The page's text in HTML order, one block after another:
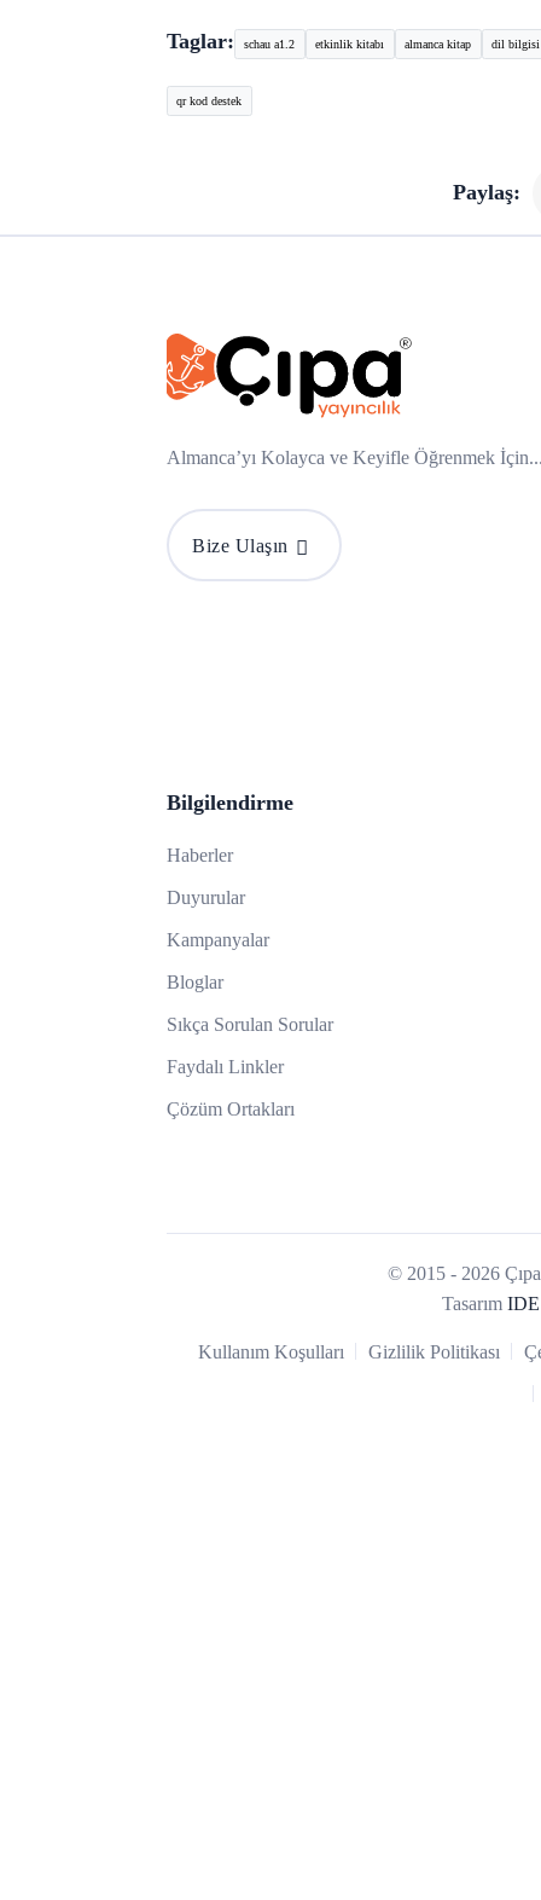
Taglar: schau a1.2 etkinlik kitabı almanca kitap dil bilgisi
qr kod destek
Paylaş:
Almanca’yı Kolayca ve Keyifle Öğrenmek
Bize Ulaşın
Bilgilendirme
Haberler
Duyurular
Kampanyalar
Bloglar
Sıkça Sorulan Sorular
Faydalı Linkler
Çözüm Ortakları
© 2015 - 2026 Çıpa
Tasarım
Kullanım Koşulları Gizlilik Politikası